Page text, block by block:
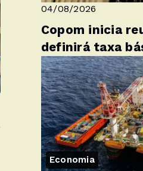
04/08/2026
Copom inicia
definirá taxa
Economia